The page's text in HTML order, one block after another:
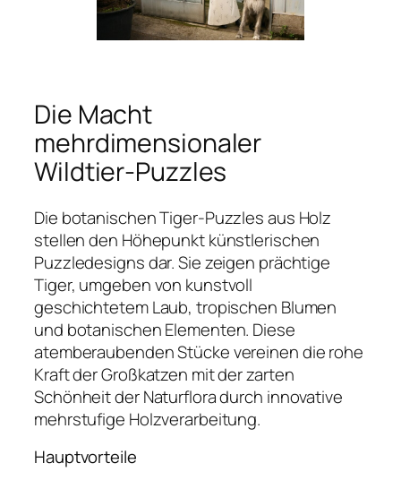
Die Macht
mehrdimensionaler
Wildtier-Puzzles
Die botanischen Tiger-Puzzles aus Holz
stellen den Höhepunkt künstlerischen
Puzzledesigns dar. Sie zeigen prächtige
Tiger, umgeben von kunstvoll
geschichtetem Laub, tropischen Blumen
und botanischen Elementen. Diese
atemberaubenden Stücke vereinen die rohe
Kraft der Großkatzen mit der zarten
Schönheit der Naturflora durch innovative
mehrstufige Holzverarbeitung.
Hauptvorteile